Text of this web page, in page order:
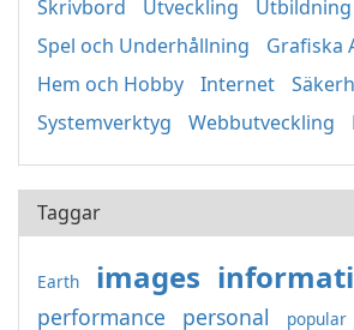
Skrivbord Utveckling
Utbildning
Spel och Underhållning
Grafiska
Hem och Hobby
Internet
Systemverktyg
Webbutveckling
Taggar
Earth images
performance personal popular